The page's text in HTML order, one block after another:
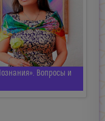
Вопросы и